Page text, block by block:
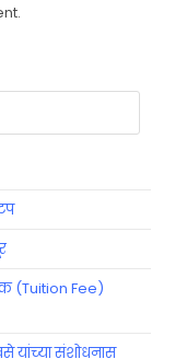
(Tuition Fee)
यांच्या संशोधनास